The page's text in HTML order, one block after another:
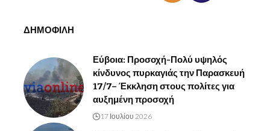
ΔΗΜΟΦΙΛΗ
Εύβοια: Προσοχή-Πολύ υψηλός
κίνδυνος πυρκαγιάς την Παρασκευή
17/7– Έκκληση στους πολίτες για
αυξημένη προσοχή
17 Ιουλίου 2026